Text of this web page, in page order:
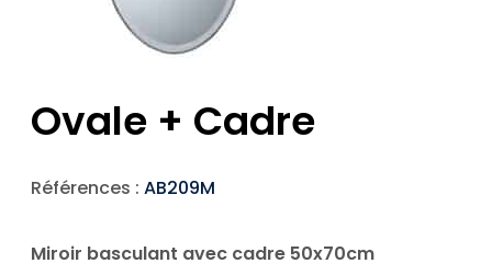
Ovale + Cadre
Références : AB209M
Miroir basculant avec cadre 50x70cm